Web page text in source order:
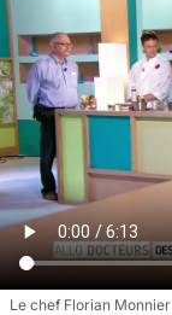
Le chef Florian